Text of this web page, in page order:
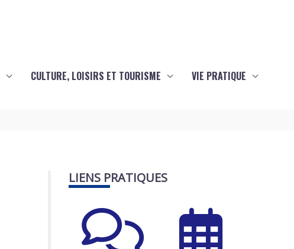
CULTURE, LOISIRS ET TOURISME VIE PRATIQUE
LIENS PRATIQUES